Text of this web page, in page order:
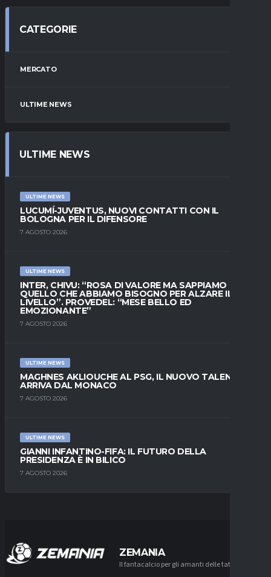
CATEGORIE
MERCATO
ULTIME NEWS
ULTIME NEWS
ULTIME NEWS
LUCUMÍ-JUVENTUS, NUOVI CONTATTI CON IL
BOLOGNA PER IL DIFENSORE
7 AGOSTO 2026
ULTIME NEWS
INTER, CHIVU: “ROSA DI VALORE MA SAPPIAMO
QUELLO CHE ABBIAMO BISOGNO PER ALZARE IL
LIVELLO”. PROVEDEL: “MESE BELLO ED
EMOZIONANTE”
7 AGOSTO 2026
ULTIME NEWS
MAGHNES AKLIOUCHE AL PSG, IL NUOVO TALENTO
ARRIVA DAL MONACO
7 AGOSTO 2026
ULTIME NEWS
GIANNI INFANTINO-FIFA: IL FUTURO DELLA
PRESIDENZA È IN BILICO
7 AGOSTO 2026
ZEMANIA
Il fantacalcio per gli amanti delle tattiche